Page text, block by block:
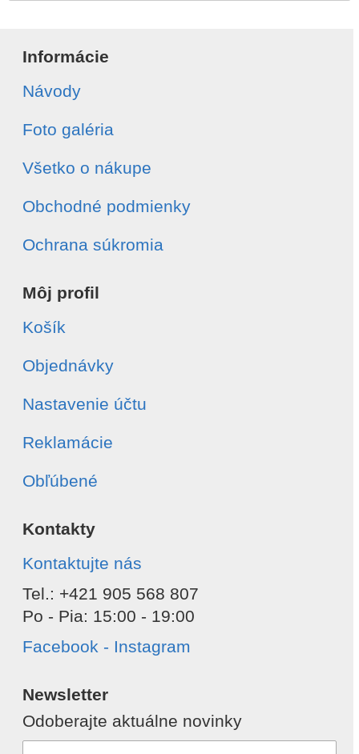
Informácie
Návody
Foto galéria
Všetko o nákupe
Obchodné podmienky
Ochrana súkromia
Môj profil
Košík
Objednávky
Nastavenie účtu
Reklamácie
Obľúbené
Kontakty
Kontaktujte nás
Tel.: +421 905 568 807
Po - Pia: 15:00 - 19:00
Facebook - Instagram
Newsletter
Odoberajte aktuálne novinky